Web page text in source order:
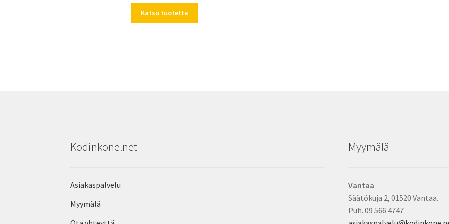
Katso tuotetta
Kodinkone.net
Asiakaspalvelu
Myymälä
Myymälä
Vantaa
Säätökuja 2, 01520 Vantaa.
Puh. 09 566 4747